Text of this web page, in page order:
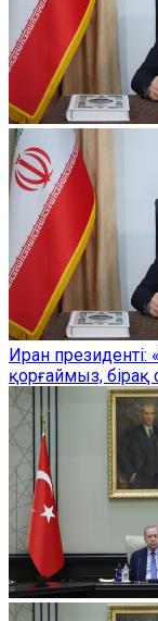
Иран
қорғаймыз, бірақ